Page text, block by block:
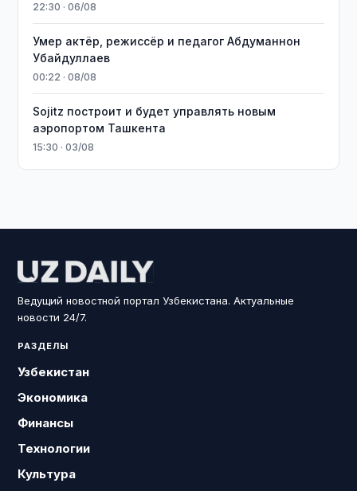
22:30 · 06/08
Умер актёр, режиссёр и педагог Абдуманнон
Убайдуллаев
00:22 · 08/08
Sojitz построит и будет управлять новым
аэропортом Ташкента
15:30 · 03/08
Ведущий новостной портал Узбекистана. Актуальные
новости 24/7.
РАЗДЕЛЫ
Узбекистан
Экономика
Финансы
Технологии
Культура